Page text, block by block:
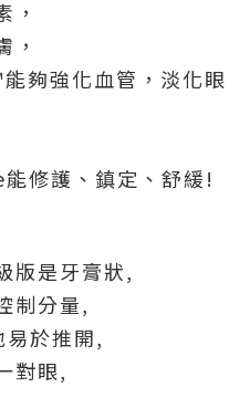
，
，
夠強化血管，淡化眼
修護、鎮定、舒緩!
版是牙膏狀,
制分量,
於推開,
對眼,